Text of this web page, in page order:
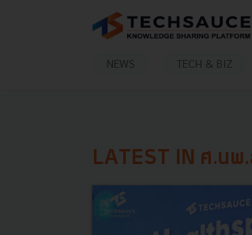
NEWS TECH & BIZ
LATEST IN ศ.นพ